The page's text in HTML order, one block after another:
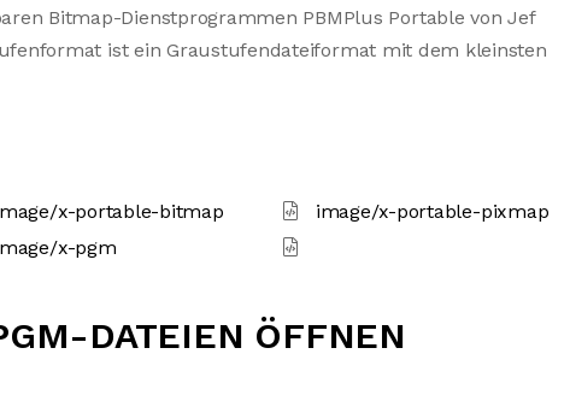
Bitmap-Dienstprogrammen PBMPlus Portable von Jef
ist ein Graustufendateiformat mit dem kleinsten
x-portable-bitmap
x-pgm
image/x-portable-pixmap
DATEIEN ÖFFNEN